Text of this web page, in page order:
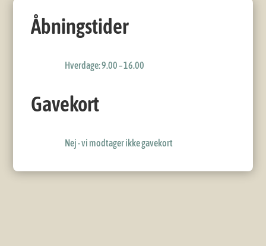
Åbningstider
Hverdage: 9.00 – 16.00
Gavekort
Nej - vi modtager ikke gavekort